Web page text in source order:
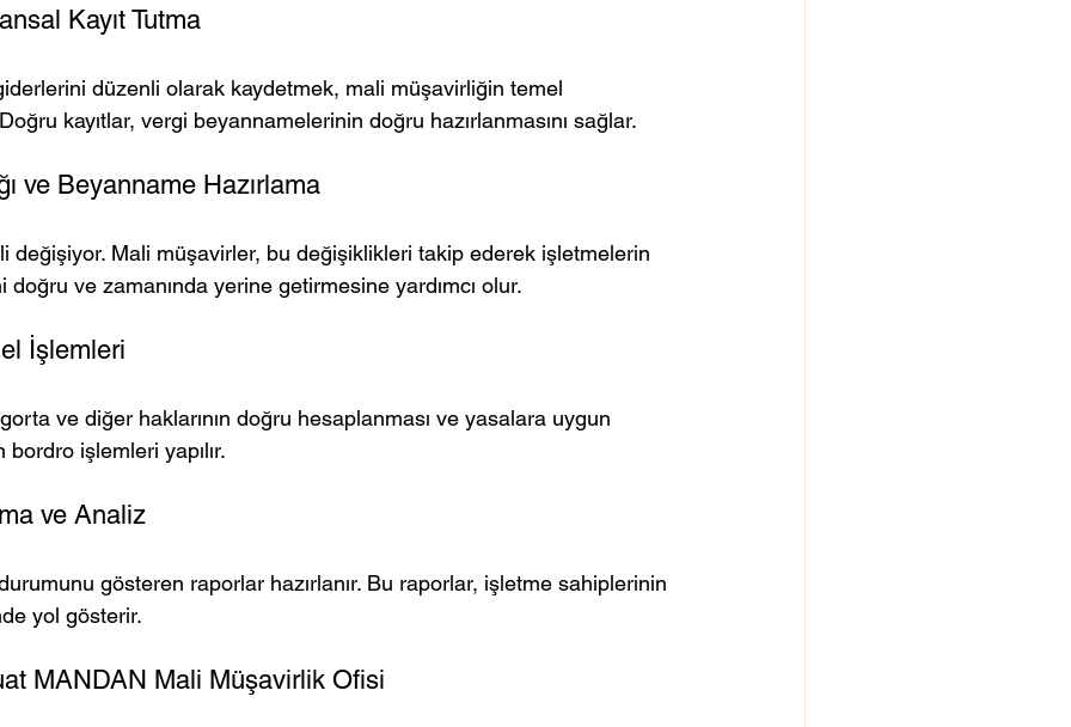
Kayıt Tutma
düzenli olarak kaydetmek, mali müşavirliğin temel
kayıtlar, vergi beyannamelerinin doğru hazırlanmasını sağlar.
ve Beyanname Hazırlama
değişiyor. Mali müşavirler, bu değişiklikleri takip ederek işletmelerin
ve zamanında yerine getirmesine yardımcı olur.
İşlemleri
ve diğer haklarının doğru hesaplanması ve yasalara uygun
işlemleri yapılır.
ve Analiz
gösteren raporlar hazırlanır. Bu raporlar, işletme sahiplerinin
yol gösterir.
MANDAN Mali Müşavirlik Ofisi